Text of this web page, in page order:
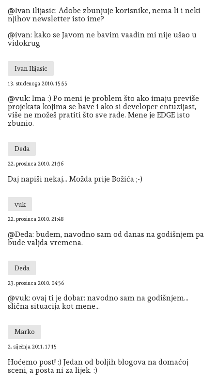
@Ivan Ilijasic: Adobe zbunjuje korisnike, nema li i neki
njihov newsletter isto ime?
@ivan: kako se Javom ne bavim vaadin mi nije ušao u
vidokrug
Ivan Ilijasic
13. studenoga 2010. 15:55
@vuk: Ima :) Po meni je problem što ako imaju previše
projekata kojima se bave i ako si developer entuzijast,
više ne možeš pratiti što sve rade. Mene je EDGE isto
zbunio.
Deda
22. prosinca 2010. 21:36
Daj napiši nekaj... Možda prije Božića ;-)
vuk
22. prosinca 2010. 21:48
@Deda: budem, navodno sam od danas na godišnjem pa
bude valjda vremena.
Deda
23. prosinca 2010. 04:56
@vuk: ovaj ti je dobar: navodno sam na godišnjem...
slična situacija kot mene...
Marko
2. siječnja 2011. 17:15
Hoćemo post! :) Jedan od boljih blogova na domaćoj
sceni, a posta ni za lijek. :)